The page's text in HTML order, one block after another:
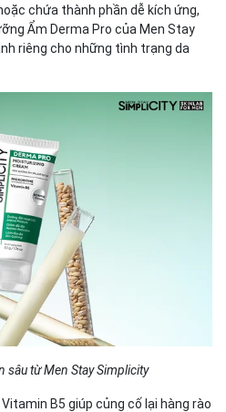
chứa thành phần dễ kích ứng,
Ẩm Derma Pro của Men Stay
riêng cho những tình trạng da
sâu từ Men Stay Simplicity
B5 giúp củng cố lại hàng rào